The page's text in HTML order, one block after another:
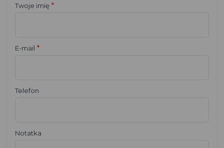
Twoje imię *
E-mail *
Telefon
Notatka